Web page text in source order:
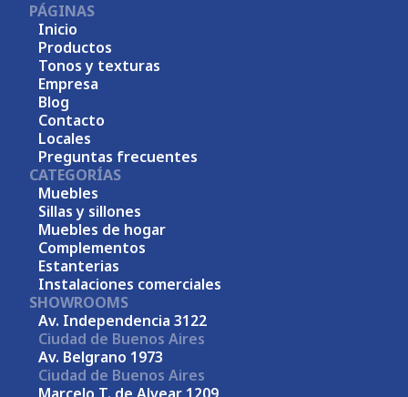
PÁGINAS
Inicio
Productos
Tonos y texturas
Empresa
Blog
Contacto
Locales
Preguntas frecuentes
CATEGORÍAS
Muebles
Sillas y sillones
Muebles de hogar
Complementos
Estanterias
Instalaciones comerciales
SHOWROOMS
Av. Independencia 3122
Ciudad de Buenos Aires
Av. Belgrano 1973
Ciudad de Buenos Aires